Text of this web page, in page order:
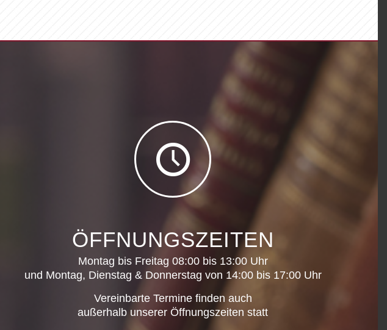
ÖFFNUNGSZEITEN
Montag bis Freitag 08:00 bis 13:00 Uhr
und Montag, Dienstag & Donnerstag von 14:00 bis 17:00 Uhr
Vereinbarte Termine finden auch
außerhalb unserer Öffnungszeiten statt